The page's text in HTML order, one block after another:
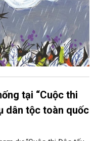
tại “Cuộc thi
dân tộc toàn quốc